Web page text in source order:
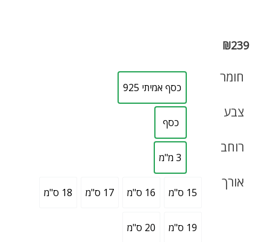
₪239
חומר
כסף אמיתי 925
צבע
כסף
רוחב
3 מ"מ
אורך
15 ס"מ 16 ס"מ 17 ס"מ 18 ס"מ
19 ס"מ 20 ס"מ